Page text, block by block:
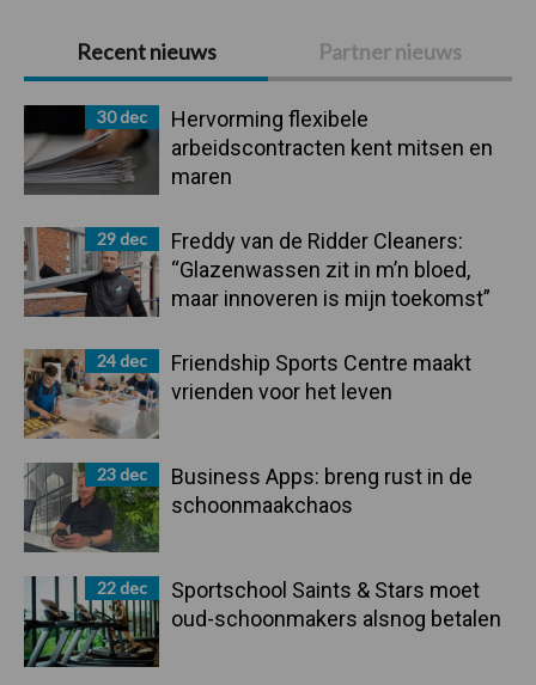
Primaire
Sidebar
Recent nieuws Partner nieuws
30 dec
Hervorming flexibele
arbeidscontracten kent mitsen en
maren
29 dec
Freddy van de Ridder Cleaners:
“Glazenwassen zit in m’n bloed,
maar innoveren is mijn toekomst”
24 dec
Friendship Sports Centre maakt
vrienden voor het leven
23 dec
Business Apps: breng rust in de
schoonmaakchaos
22 dec
Sportschool Saints & Stars moet
oud-schoonmakers alsnog betalen